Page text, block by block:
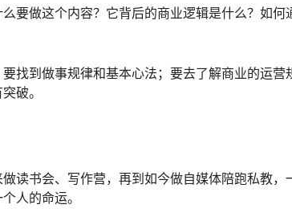
要做这个内容？它背后的商业逻辑是什么？如何
找到做事规律和基本心法；要去了解商业的运营
破。
读书会、写作营，再到如今做自媒体陪跑私教，
人的命运。